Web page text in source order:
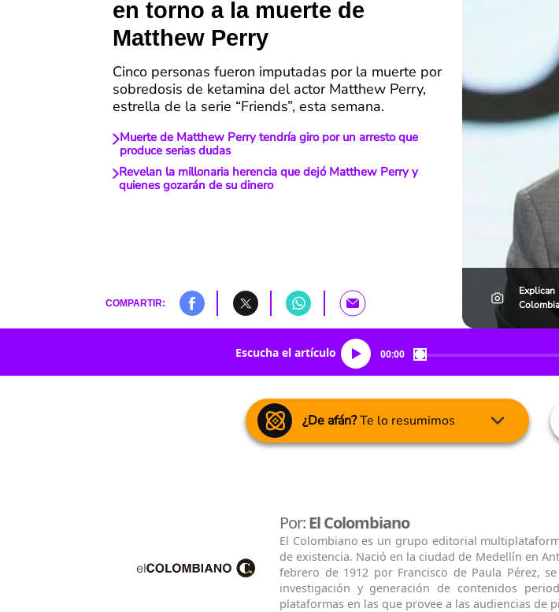
en torno a la muerte de
Matthew Perry
Cinco personas fueron imputadas por la muerte por
sobredosis de ketamina del actor Matthew Perry,
estrella de la serie “Friends”, esta semana.
Muerte de Matthew Perry tendría giro por un arresto que
produce serias dudas
Revelan la millonaria herencia que dejó Matthew Perry y
quienes gozarán de su dinero
COMPARTIR:
Escucha el artículo 00:00
¿De afán?Te lo resumimos
Por:El Colombiano
El Colombiano es un grupo editorial
de existencia. Nació en la ciudad de Medellín en
febrero de 1912 por Francisco de Paula Pérez,
investigación y generación de contenidos
plataformas en las que provee a las audiencias de